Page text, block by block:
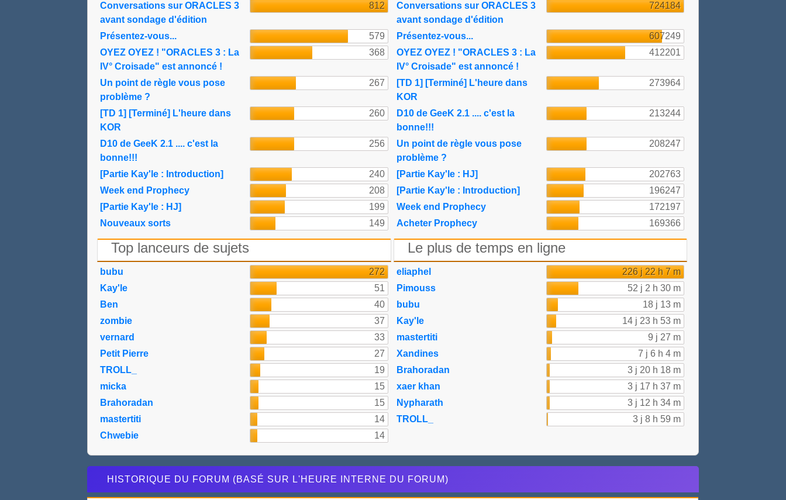
Conversations sur ORACLES 3
avant sondage d'édition
812
Présentez-vous...
579
OYEZ OYEZ ! "ORACLES 3 : La
IV° Croisade" est annoncé !
368
Un point de règle vous pose
problème ?
267
[TD 1] [Terminé] L'heure dans
KOR
260
D10 de GeeK 2.1 .... c'est la
bonne!!!
256
[Partie Kay'le : Introduction]
240
Week end Prophecy
208
[Partie Kay'le : HJ]
199
Nouveaux sorts
149
Conversations sur ORACLES 3
avant sondage d'édition
724184
Présentez-vous...
607249
OYEZ OYEZ ! "ORACLES 3 : La
IV° Croisade" est annoncé !
412201
[TD 1] [Terminé] L'heure dans
KOR
273964
D10 de GeeK 2.1 .... c'est la
bonne!!!
213244
Un point de règle vous pose
problème ?
208247
[Partie Kay'le : HJ]
202763
[Partie Kay'le : Introduction]
196247
Week end Prophecy
172197
Acheter Prophecy
169366
Top lanceurs de sujets
bubu
272
Kay'le
51
Ben
40
zombie
37
vernard
33
Petit Pierre
27
TROLL_
19
micka
15
Brahoradan
15
mastertiti
14
Chwebie
14
Le plus de temps en ligne
eliaphel
226 j 22 h 7 m
Pimouss
52 j 2 h 30 m
bubu
18 j 13 m
Kay'le
14 j 23 h 53 m
mastertiti
9 j 27 m
Xandines
7 j 6 h 4 m
Brahoradan
3 j 20 h 18 m
xaer khan
3 j 17 h 37 m
Nypharath
3 j 12 h 34 m
TROLL_
3 j 8 h 59 m
HISTORIQUE DU FORUM (BASÉ SUR L'HEURE INTERNE DU FORUM)